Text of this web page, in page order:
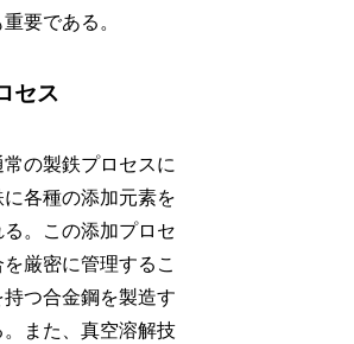
要である。
セス
の製鉄プロセスに
各種の添加元素を
。この添加プロセ
厳密に管理するこ
つ合金鋼を製造す
また、真空溶解技